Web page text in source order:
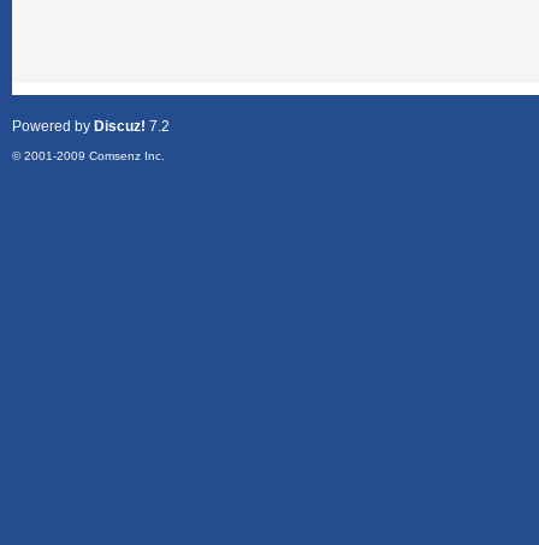
Powered by Discuz! 7.2
© 2001-2009 Comsenz Inc.